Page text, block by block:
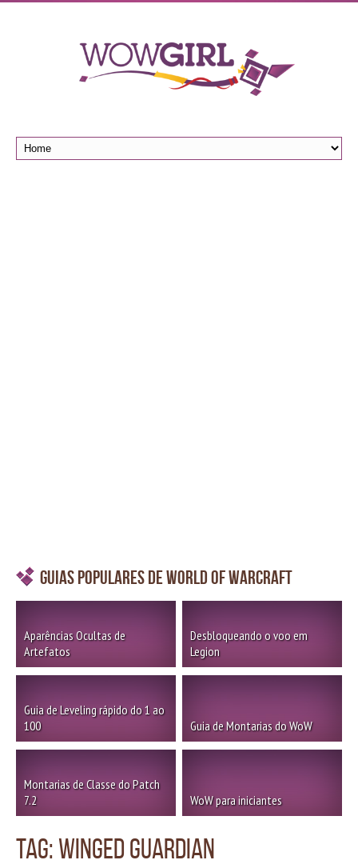
Guias Populares de World of Warcraft
Aparências Ocultas de
Artefatos
Desbloqueando o voo em
Legion
Guia de Leveling rápido do 1 ao
100
Guia de Montarias do WoW
Montarias de Classe do Patch
7.2
WoW para iniciantes
TAG: winged guardian